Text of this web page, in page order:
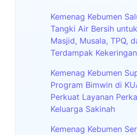
Kemenag Kebumen
Tangki Air Bersih
Masjid, Musala, TPQ,
Terdampak Kekeringan
Kemenag Kebumen
Program Bimwin di
Perkuat Layanan
Keluarga Sakinah
Kemenag Kebumen